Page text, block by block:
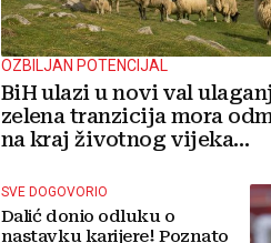
OZBILJAN POTENCIJAL
BiH ulazi u novi val
zelena tranzicija mora
na kraj životnog vijeka
SVE DOGOVORIO
Dalić donio odluku o
nastavku karijere! Poznato